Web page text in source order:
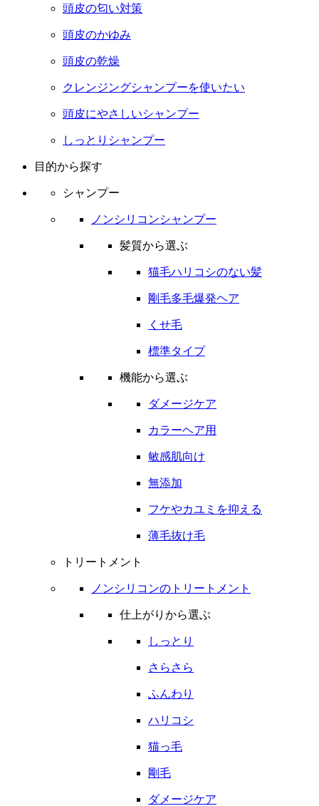
頭皮の匂い対策
頭皮のかゆみ
頭皮の乾燥
クレンジングシャンプーを使いたい
頭皮にやさしいシャンプー
しっとりシャンプー
目的から探す
シャンプー
ノンシリコンシャンプー
髪質から選ぶ
猫毛ハリコシのない髪
剛毛多毛爆発ヘア
くせ毛
標準タイプ
機能から選ぶ
ダメージケア
カラーヘア用
敏感肌向け
無添加
フケやカユミを抑える
薄毛抜け毛
トリートメント
ノンシリコンのトリートメント
仕上がりから選ぶ
しっとり
さらさら
ふんわり
ハリコシ
猫っ毛
剛毛
ダメージケア